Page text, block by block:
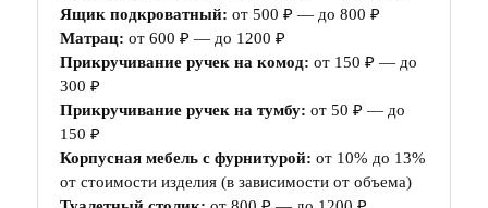
Ящик подкроватный: от 500 ₽ — до 800 ₽
Матрац: от 600 ₽ — до 1200 ₽
Прикручивание ручек на комод: от 150 ₽ — до
300 ₽
Прикручивание ручек на тумбу: от 50 ₽ — до
150 ₽
Корпусная мебель с фурнитурой: от 10% до 13%
от стоимости изделия (в зависимости от объема)